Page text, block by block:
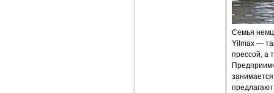
Семья
Yilmax —
прессой, а